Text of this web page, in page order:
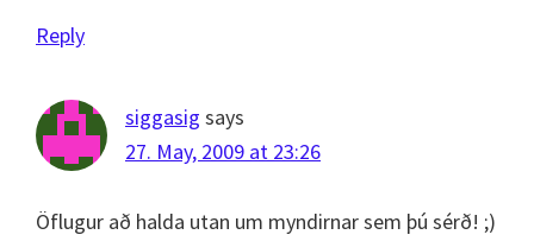
Reply
siggasig says
27. May, 2009 at 23:26
Öflugur að halda utan um myndirnar sem þú sérð! ;)